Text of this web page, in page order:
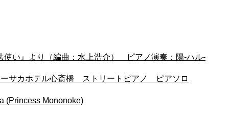
使い』より（編曲：水上浩介） ピアノ演奏：陽-ハル-
ーサカホテル心斎橋 ストリートピアノ ピアソロ
(Princess Mononoke)